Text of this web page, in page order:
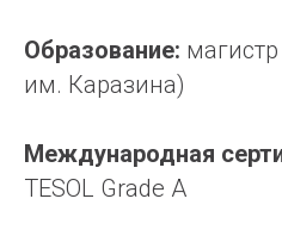
Образование:
им. Каразина)
Международная
TESOL Grade A